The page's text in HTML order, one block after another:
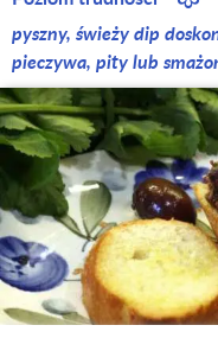
pyszny, świeży dip
pieczywa, pity lub